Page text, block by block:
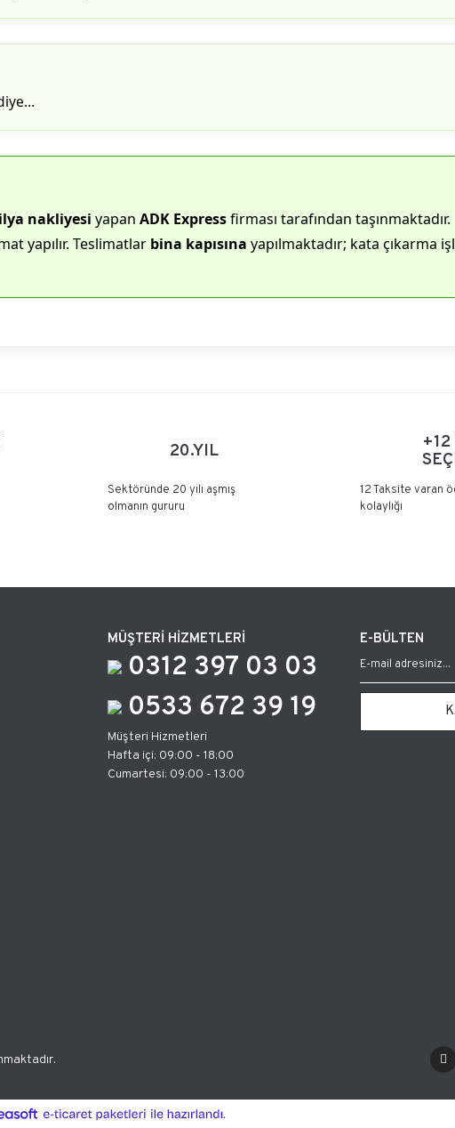
nakliyesi yapan ADK Expressfirması tarafından taşınmaktadır.
yapılır. Teslimatlar bina kapısına yapılmaktadır; kata çıkarma
20.YIL
Sektöründe 20 yılı aşmış
olmanın gururu
+12
12 Taksite varan
kolaylığı
MÜŞTERİ HİZMETLERİ
0312 397 03 03
0533 672 39 19
Müşteri Hizmetleri
Hafta içi: 09:00 - 18:00
Cumartesi: 09:00 - 13:00
E-BÜLTEN
ideasoft
e-